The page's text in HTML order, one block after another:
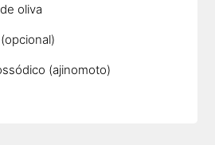
oliva
(ajinomoto)